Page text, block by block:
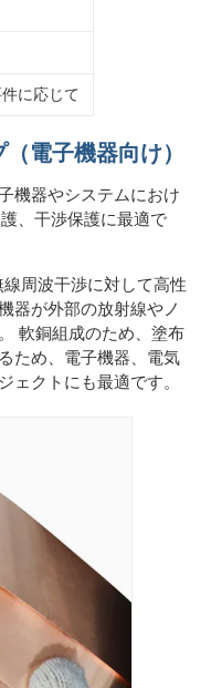
に応じて
電子機器向け）
機器やシステムにおけ
、干渉保護に最適で
周波干渉に対して高性
器が外部の放射線やノ
軟銅組成のため、塗布
ため、電子機器、電気
ェクトにも最適です。